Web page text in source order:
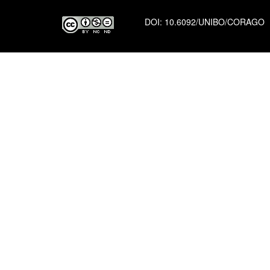
DOI: 10.6092/UNIBO/CORAGO